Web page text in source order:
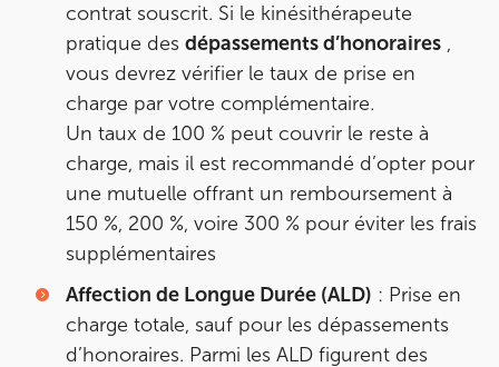
contrat souscrit. Si le kinésithérapeute
pratique des dépassements d’honoraires ,
vous devrez vérifier le taux de prise en
charge par votre complémentaire.
Un taux de 100 % peut couvrir le reste à
charge, mais il est recommandé d’opter pour
une mutuelle offrant un remboursement à
150 %, 200 %, voire 300 % pour éviter les frais
supplémentaires
Affection de Longue Durée (ALD) : Prise en
charge totale, sauf pour les dépassements
d’honoraires. Parmi les ALD figurent des
75015 Paris
01 43 31 00 33
Prenez RDV sur
Prenez RDV sur
IK PARIS 6 – CASSETTE
1 Rue Cassette 75006 Paris
1 Rue Cassette 75006 Paris
01 42 84 06 95
Prenez RDV sur
Prenez RDV sur